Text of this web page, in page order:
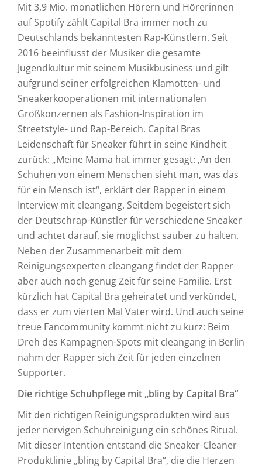
Mit 3,9 Mio. monatlichen Hörern und Hörerinnen
auf Spotify zählt Capital Bra immer noch zu
Deutschlands bekanntesten Rap-Künstlern. Seit
2016 beeinflusst der Musiker die gesamte
Jugendkultur mit seinem Musikbusiness und gilt
aufgrund seiner erfolgreichen Klamotten- und
Sneakerkooperationen mit internationalen
Großkonzernen als Fashion-Inspiration im
Streetstyle- und Rap-Bereich. Capital Bras
Leidenschaft für Sneaker führt in seine Kindheit
zurück: „Meine Mama hat immer gesagt: ‚An den
Schuhen von einem Menschen sieht man, was das
für ein Mensch ist“, erklärt der Rapper in einem
Interview mit cleangang. Seitdem begeistert sich
der Deutschrap-Künstler für verschiedene Sneaker
und achtet darauf, sie möglichst sauber zu halten.
Neben der Zusammenarbeit mit dem
Reinigungsexperten cleangang findet der Rapper
aber auch noch genug Zeit für seine Familie. Erst
kürzlich hat Capital Bra geheiratet und verkündet,
dass er zum vierten Mal Vater wird. Und auch seine
treue Fancommunity kommt nicht zu kurz: Beim
Dreh des Kampagnen-Spots mit cleangang in Berlin
nahm der Rapper sich Zeit für jeden einzelnen
Supporter.
Die richtige Schuhpflege mit „bling by Capital Bra“
Mit den richtigen Reinigungsprodukten wird aus
jeder nervigen Schuhreinigung ein schönes Ritual.
Mit dieser Intention entstand die Sneaker-Cleaner
Produktlinie „bling by Capital Bra“, die die Herzen